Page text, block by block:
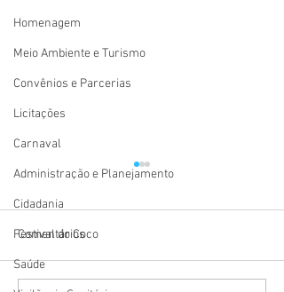
Homenagem
Meio Ambiente e Turismo
Convênios e Parcerias
Licitações
Carnaval
Administração e Planejamento
Cidadania
Festival do Coco
Saúde
Comentários